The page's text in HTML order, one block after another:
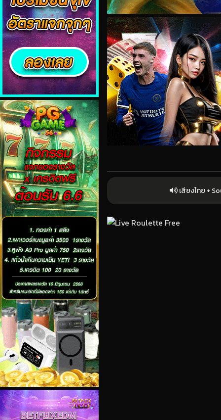
เสียงไทย +